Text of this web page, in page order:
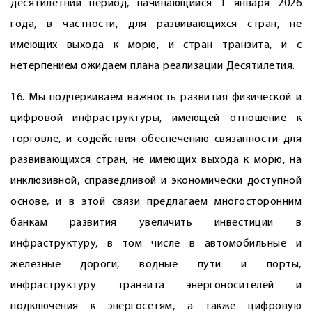
десятилетний период, начинающийся 1 января 2026
года, в частности, для развивающихся стран, не
имеющих выхода к морю, и стран транзита, и с
нетерпением ожидаем плана реализации Десятилетия.
16. Мы подчёркиваем важность развития физической и
цифровой инфраструктуры, имеющей отношение к
торговле, и содействия обеспечению связанности для
развивающихся стран, не имеющих выхода к морю, на
инклюзивной, справедливой и экономически доступной
основе, и в этой связи предлагаем многосторонним
банкам развития увеличить инвестиции в
инфраструктуру, в том числе в автомобильные и
железные дороги, водные пути и порты,
инфраструктуру транзита энергоносителей и
подключения к энергосетям, а также цифровую